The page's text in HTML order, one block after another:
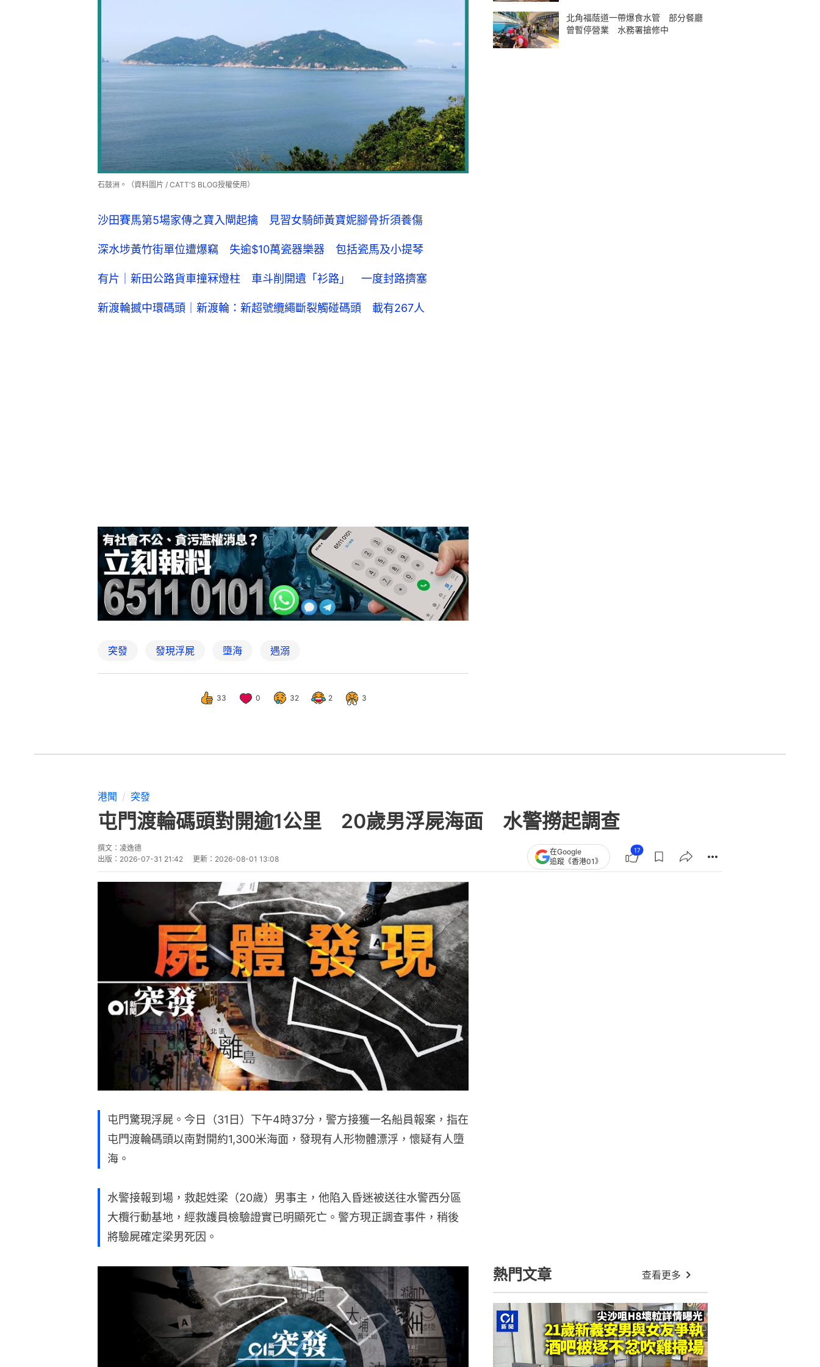
石鼓洲。（資料圖片 / CATT'S BLOG授權使用）
沙田賽馬第5場家傳之寶入閘起擒 見習女騎師黃寶妮腳骨折須養傷
深水埗黃竹街單位遭爆竊 失逾$10萬瓷器樂器 包括瓷馬及小提琴
有片｜新田公路貨車撞冧燈柱 車斗削開遺「衫路」 一度封路擠塞
新渡輪撼中環碼頭｜新渡輪：新超號纜繩斷裂觸碰碼頭 載有267人
突發 發現浮屍 墮海 遇溺
33 0 32 2 3
北角福蔭道一帶爆食水管 部分餐廳
曾暫停營業 水務署搶修中
港聞 突發
屯門渡輪碼頭對開逾1公里 20歲男浮屍海面 水警撈起調查
撰文： 凌逸德
出版： 2026-07-31 21:42 更新： 2026-08-01 13:08
在Google
追蹤《香港01》
17
屯門驚現浮屍。今日（31日）下午4時37分，警方接獲一名船員報案，指在
屯門渡輪碼頭以南對開約1,300米海面，發現有人形物體漂浮，懷疑有人墮
海。
水警接報到場，救起姓梁（20歲）男事主，他陷入昏迷被送往水警西分區
大欖行動基地，經救護員檢驗證實已明顯死亡。警方現正調查事件，稍後
將驗屍確定梁男死因。
熱門文章 查看更多